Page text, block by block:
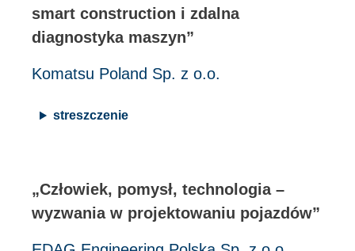
smart construction i zdalna
diagnostyka maszyn”
Komatsu Poland Sp. z o.o.
streszczenie
„Człowiek, pomysł, technologia –
wyzwania w projektowaniu pojazdów”